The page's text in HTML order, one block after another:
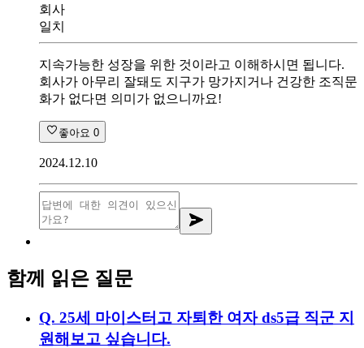
회사
일치
지속가능한 성장을 위한 것이라고 이해하시면 됩니다.
회사가 아무리 잘돼도 지구가 망가지거나 건강한 조직문
화가 없다면 의미가 없으니까요!
좋아요 0
2024.12.10
함께 읽은 질문
Q. 25세 마이스터고 자퇴한 여자 ds5급 직군 지
원해보고 싶습니다.